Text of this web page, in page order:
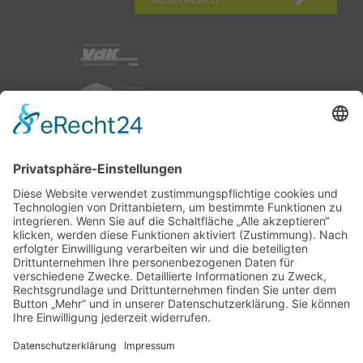
nach oben